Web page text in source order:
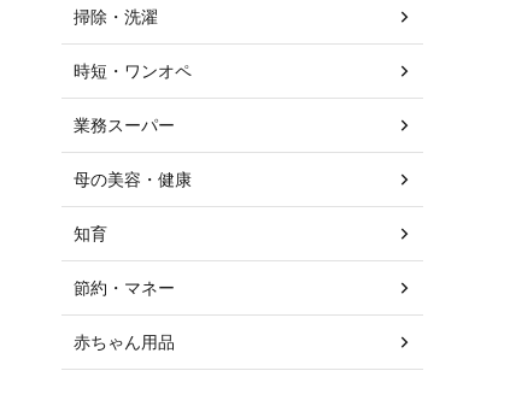
掃除・洗濯
時短・ワンオペ
業務スーパー
母の美容・健康
知育
節約・マネー
赤ちゃん用品